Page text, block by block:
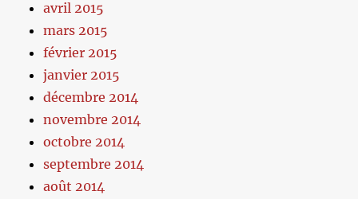
avril 2015
mars 2015
février 2015
janvier 2015
décembre 2014
novembre 2014
octobre 2014
septembre 2014
août 2014